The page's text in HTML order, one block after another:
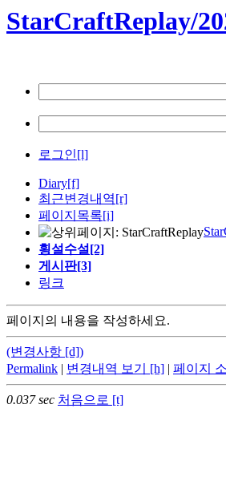
StarCraftReplay/
로그인[l]
Diary[f]
최근변경내역[r]
페이지목록[i]
횡설수설[2]
게시판[3]
링크
페이지의 내용을 작성하세요.
(변경사항 [d])
Permalink | 변경내역 보기 [h] | 페이지
0.037 sec 처음으로 [t]